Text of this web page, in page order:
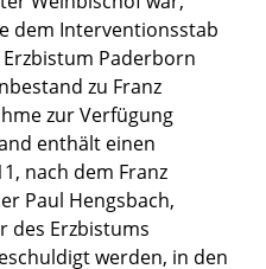
dem Interventionsstab
Paderborn
zu Franz
zur Verfügung
enthält einen
nach dem Franz
Paul Hengsbach,
des Erzbistums
werden, in den